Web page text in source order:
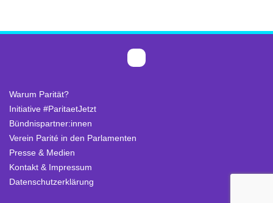
Warum Parität?
Initiative #ParitaetJetzt
Bündnispartner:innen
Verein Parité in den Parlamenten
Presse & Medien
Kontakt & Impressum
Datenschutzerklärung